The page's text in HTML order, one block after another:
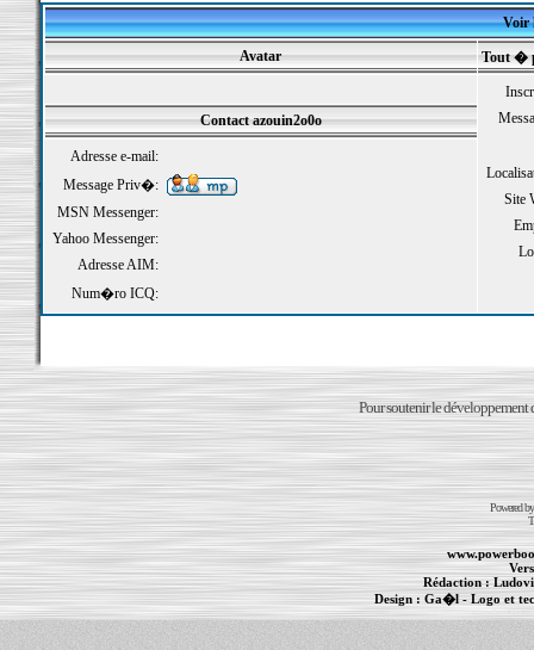
Voir
Avatar
Tout �
Site
Contact azouin2o0o
Adresse e-mail:
Message Priv�:
MSN Messenger:
Yahoo Messenger:
Adresse AIM:
Num�ro ICQ:
Pour soutenir le développement
Powered
Rédaction :
Design : Ga�l- Logo et
MacBook Pro -